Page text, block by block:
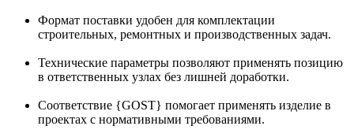
Формат поставки удобен для комплектации
строительных, ремонтных и производственных задач.
Технические параметры позволяют применять позицию
в ответственных узлах без лишней доработки.
Соответствие {GOST} помогает применять изделие в
проектах с нормативными требованиями.